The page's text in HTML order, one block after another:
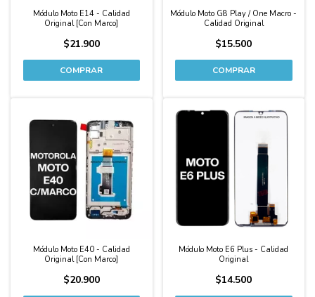
Módulo Moto E14 - Calidad
Original [Con Marco]
$21.900
Módulo Moto G8 Play / One Macro -
Calidad Original
$15.500
Módulo Moto E40 - Calidad
Original [Con Marco]
$20.900
Módulo Moto E6 Plus - Calidad
Original
$14.500